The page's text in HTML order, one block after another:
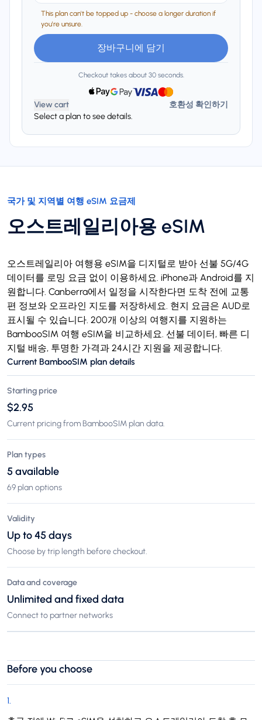
This plan can't be topped up - choose a longer duration if
you're unsure.
장바구니에 담기
Checkout takes about 30 seconds.
View cart
호환성 확인하기
Select a plan to see details.
국가 및 지역별 여행 eSIM 요금제
오스트레일리아용 eSIM
오스트레일리아 여행용 eSIM을 디지털로 받아 선불 5G/4G
데이터를 로밍 요금 없이 이용하세요. iPhone과 Android를 지
원합니다. Canberra에서 일정을 시작한다면 도착 전에 교통
편 정보와 오프라인 지도를 저장하세요. 현지 요금은 AUD로
표시될 수 있습니다. 200개 이상의 여행지를 지원하는
BambooSIM 여행 eSIM을 비교하세요. 선불 데이터, 빠른 디
지털 배송, 투명한 가격과 24시간 지원을 제공합니다.
Current BambooSIM plan details
Starting price
$2.95
Current pricing from BambooSIM plan data.
Plan types
5 available
69 plan options
Validity
Up to 45 days
Choose by trip length before checkout.
Data and coverage
Unlimited and fixed data
Connect to partner networks
Before you choose
1.